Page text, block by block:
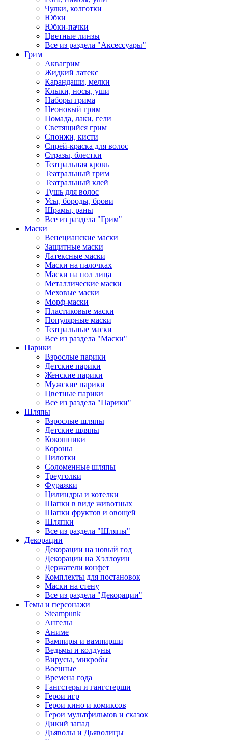
Чулки, колготки
Юбки
Юбки-пачки
Цветные линзы
Все из раздела "Аксессуары"
Грим
Аквагрим
Жидкий латекс
Карандаши, мелки
Клыки, носы, уши
Наборы грима
Неоновый грим
Помада, лаки, гели
Светящийся грим
Спонжи, кисти
Спрей-краска для волос
Стразы, блестки
Театральная кровь
Театральный грим
Театральный клей
Тушь для волос
Усы, бороды, брови
Шрамы, раны
Все из раздела "Грим"
Маски
Венецианские маски
Защитные маски
Латексные маски
Маски на палочках
Маски на пол лица
Металлические маски
Меховые маски
Морф-маски
Пластиковые маски
Популярные маски
Театральные маски
Все из раздела "Маски"
Парики
Взрослые парики
Детские парики
Женские парики
Мужские парики
Цветные парики
Все из раздела "Парики"
Шляпы
Взрослые шляпы
Детские шляпы
Кокошники
Короны
Пилотки
Соломенные шляпы
Треуголки
Фуражки
Цилиндры и котелки
Шапки в виде животных
Шапки фруктов и овощей
Шляпки
Все из раздела "Шляпы"
Декорации
Декорации на новый год
Декорации на Хэллоуин
Держатели конфет
Комплекты для постановок
Маски на стену
Все из раздела "Декорации"
Темы и персонажи
Steampunk
Ангелы
Аниме
Вампиры и вампирши
Ведьмы и колдуны
Вирусы, микробы
Военные
Времена года
Гангстеры и гангстерши
Герои игр
Герои кино и комиксов
Герои мультфильмов и сказок
Дикий запад
Дьяволы и Дьяволицы